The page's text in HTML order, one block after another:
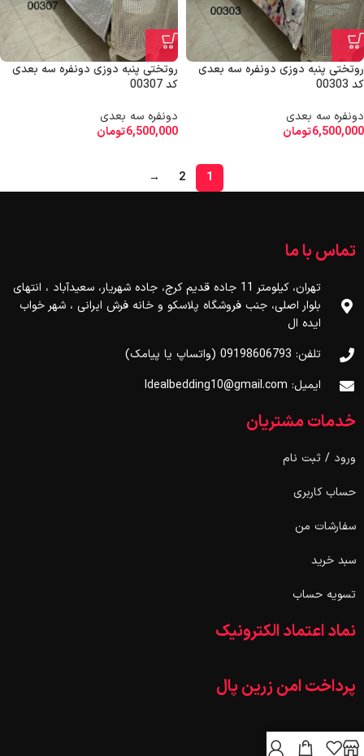
روتختی پنبه دوزی دونفره سه بعدی
کد 00303
دونفره سه بعدی
6,500,000تومان
روتختی پنبه دوزی دونفره سه بعدی
کد 00307
دونفره سه بعدی
6,500,000تومان
1
2
→
تماس با ما
تهران، کیلومتر 11 جاده قدیم کرج، جاده شهریار، سعیدآباد ، انتهای
بلوار اصلی، جنب فروشگاه پلاسکو و خانه فرش ایرانی ، شهر خواب
ایده ال
تلفن: 09198606793 (واتساپ یا پیامک)
ایمیل: Idealbedding10@gmail.com
خدمات مشتریان
ورود / ثبت نام
حساب کاربری
سفارشات من
سبد خرید
تسویه حساب
نماد اعتماد الکترونیک
پرداخت امن زرین پال